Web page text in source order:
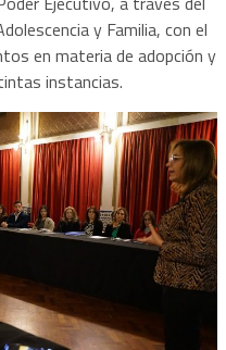
y Familia, con el
en materia de adopción y
instancias.